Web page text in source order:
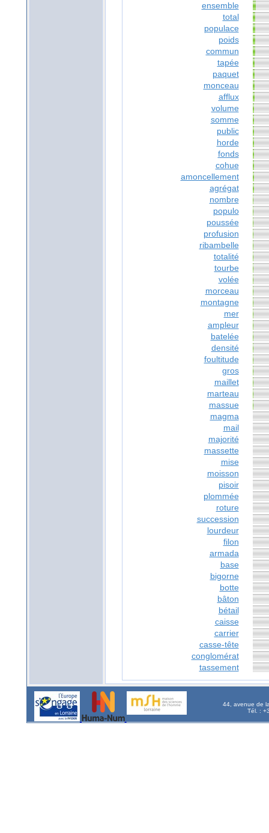
ensemble
total
populace
poids
commun
tapée
paquet
monceau
afflux
volume
somme
public
horde
fonds
cohue
amoncellement
agrégat
nombre
populo
poussée
profusion
ribambelle
totalité
tourbe
volée
morceau
montagne
mer
ampleur
batelée
densité
foultitude
gros
maillet
marteau
massue
magma
mail
majorité
massette
mise
moisson
pisoir
plommée
roture
succession
lourdeur
filon
armada
base
bigorne
botte
bâton
bétail
caisse
carrier
casse-tête
conglomérat
tassement
44, avenue de
Tél. :